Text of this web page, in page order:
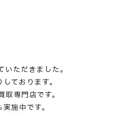
ただきました。
ております。
専門店です。
施中です。